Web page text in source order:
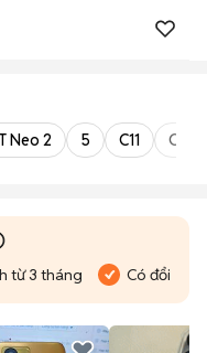
Neo 2 5 C11 C35
từ 3 tháng Có đổi trả